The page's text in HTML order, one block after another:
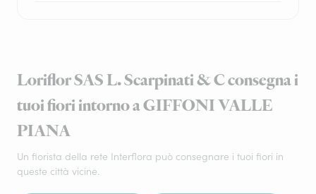
Loriflor SAS L. Scarpinati & C consegna i
tuoi fiori intorno a GIFFONI VALLE
PIANA
Un fiorista della rete Interflora può consegnare i tuoi fiori in
queste città vicine.